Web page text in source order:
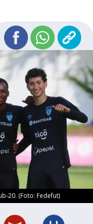
20. (Foto: Fedefut)